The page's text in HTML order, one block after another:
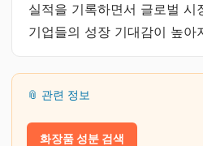
실적을 기록하면서 글로벌 시
기업들의 성장 기대감이 높아
📎 관련 정보
화장품 성분 검색